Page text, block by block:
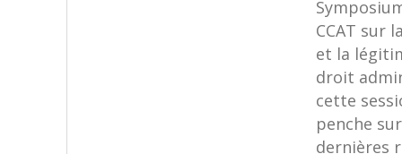
CCAT sur
et la
droit
cette
penche
dernières